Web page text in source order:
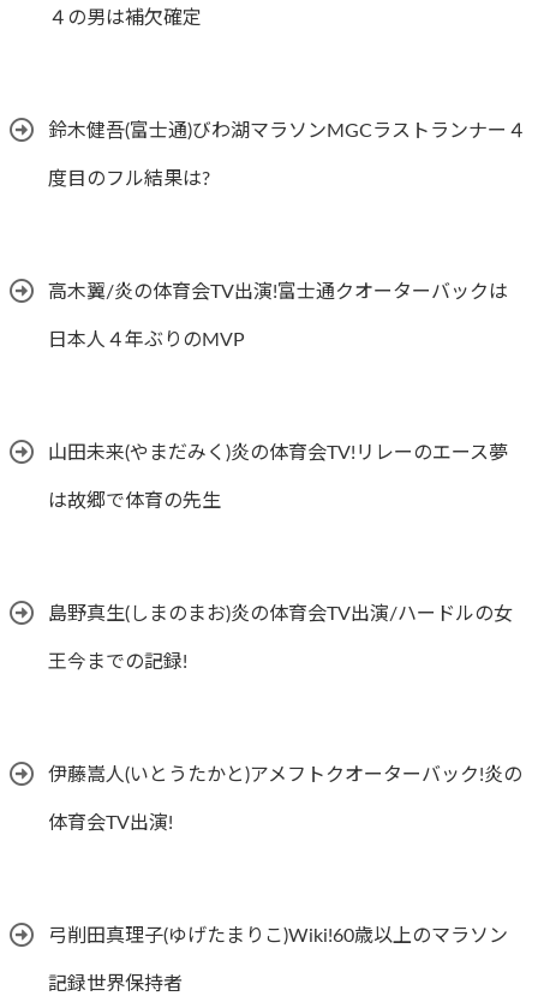
４の男は補欠確定
鈴木健吾(富士通)びわ湖マラソンMGCラストランナー４
度目のフル結果は?
高木翼/炎の体育会TV出演!富士通クオーターバックは
日本人４年ぶりのMVP
山田未来(やまだみく)炎の体育会TV!リレーのエース夢
は故郷で体育の先生
島野真生(しまのまお)炎の体育会TV出演/ハードルの女
王今までの記録!
伊藤嵩人(いとうたかと)アメフトクオーターバック!炎の
体育会TV出演!
弓削田真理子(ゆげたまりこ)Wiki!60歳以上のマラソン
記録世界保持者